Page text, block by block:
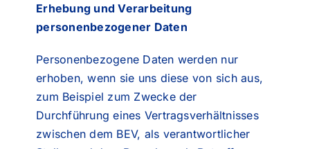
Erhebung und Verarbeitung
personenbezogener Daten
Personenbezogene Daten werden nur
erhoben, wenn sie uns diese von sich aus,
zum Beispiel zum Zwecke der
Durchführung eines Vertragsverhältnisses
zwischen dem BEV, als verantwortlicher